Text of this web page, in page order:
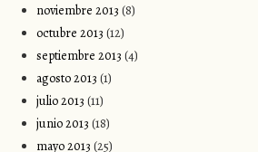
noviembre 2013 (8)
octubre 2013 (12)
septiembre 2013 (4)
agosto 2013 (1)
julio 2013 (11)
junio 2013 (18)
mayo 2013 (25)